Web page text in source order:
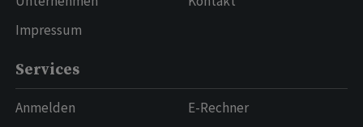
Impressum
Services
Anmelden
E-Rechner